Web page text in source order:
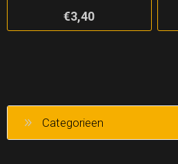
€3,40
Categorieen